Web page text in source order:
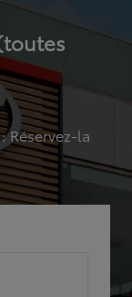
Réservez-la